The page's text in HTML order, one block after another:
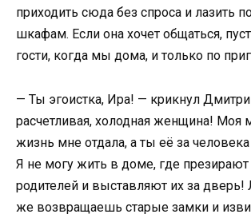
приходить сюда без спроса и лазить
шкафам. Если она хочет общаться,
гости, когда мы дома, и только по
— Ты эгоистка, Ира! — крикнул
расчетливая, холодная женщина! Моя
жизнь мне отдала, а ты её за
Я не могу жить в доме, где
родителей и выставляют их за дверь!
же возвращаешь старые замки и